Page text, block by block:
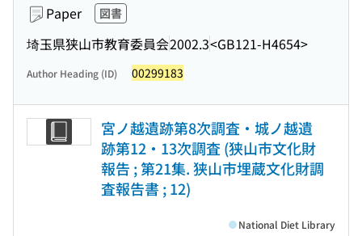
Paper 図書
埼玉県狭山市教育委員会2002.3<GB121-H4654>
Author Heading (ID) 00299183
宮ノ越遺跡第8次調査・城ノ越遺
跡第12・13次調査 (狭山市文化財
報告 ; 第21集. 狭山市埋蔵文化財調
査報告書 ; 12)
National Diet Library